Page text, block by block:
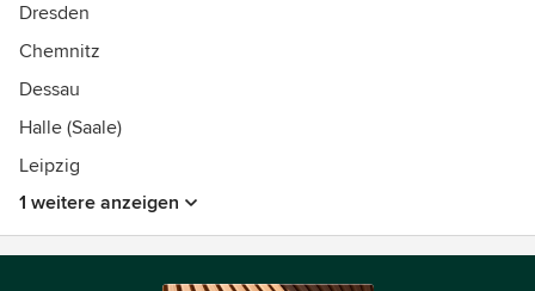
Dresden
Chemnitz
Dessau
Halle (Saale)
Leipzig
1 weitere anzeigen